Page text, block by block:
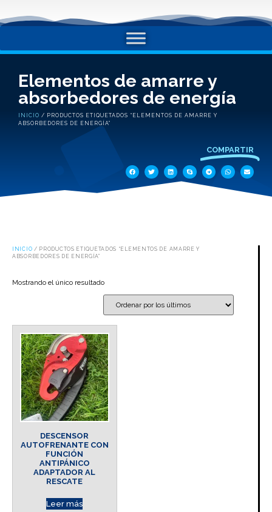
Elementos de amarre y
absorbedores de energía
INICIO / PRODUCTOS ETIQUETADOS “ELEMENTOS DE AMARRE Y
ABSORBEDORES DE ENERGÍA”
COMPARTIR
INICIO / PRODUCTOS ETIQUETADOS “ELEMENTOS DE AMARRE Y
ABSORBEDORES DE ENERGÍA”
Mostrando el único resultado
DESCENSOR
AUTOFRENANTE CON
FUNCIÓN
ANTIPÁNICO
ADAPTADOR AL
RESCATE
Leer más